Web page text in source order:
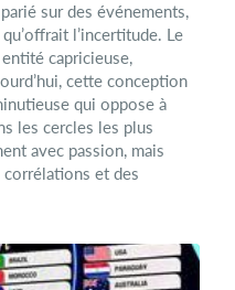
sur des événements,
l’incertitude. Le
capricieuse,
cette conception
qui oppose à
les cercles les plus
avec passion, mais
et des